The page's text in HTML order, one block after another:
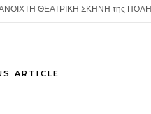
ΘΕΑΤΡΙΚΗ ΣΚΗΝΗ της
ARTICLE